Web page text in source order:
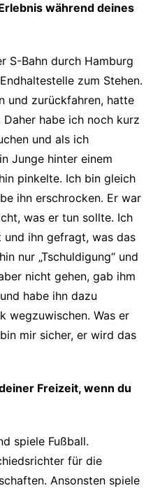
während deines
S-Bahn durch Hamburg
zum Stehen.
und zurückfahren, hatte
habe ich noch kurz
und als ich
Junge hinter einem
pinkelte. Ich bin gleich
ihn erschrocken. Er war
was er tun sollte. Ich
und ihn gefragt, was das
nur „Tschuldigung“ und
nicht gehen, gab ihm
habe ihn dazu
wegzuwischen. Was er
mir sicher, er wird das
Freizeit, wenn du
spiele Fußball.
für die
Ansonsten spiele